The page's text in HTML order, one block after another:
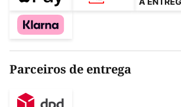
Parceiros de entrega